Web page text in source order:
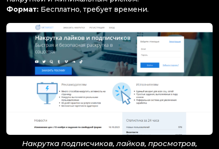
Формат: Бесплатно, требует времени.
Накрутка подписчиков, лайков, просмотров,